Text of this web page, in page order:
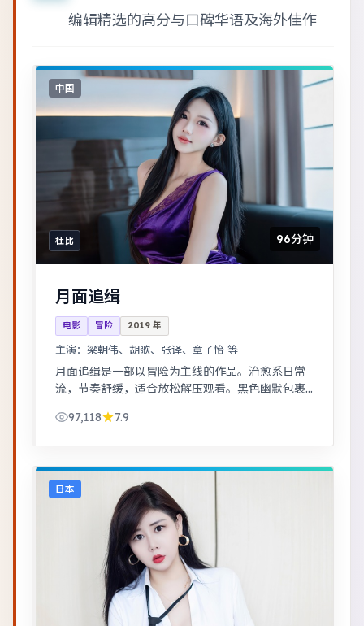
编辑精选的高分与口碑华语及海外佳作
中国
杜比 96分钟
月面追缉
电影 冒险 2019 年
主演： 梁朝伟、胡歌、张译、章子怡 等
月面追缉是一部以冒险为主线的作品。治愈系日常
流，节奏舒缓，适合放松解压观看。黑色幽默包裹
97,118
7.9
日本